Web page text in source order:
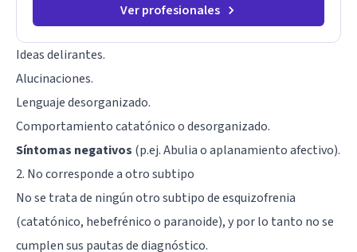
Ver profesionales
Ideas delirantes.
Alucinaciones.
Lenguaje desorganizado.
Comportamiento catatónico o desorganizado.
Síntomas negativos (p.ej. Abulia o aplanamiento afectivo).
2. No corresponde a otro subtipo
No se trata de ningún otro subtipo de esquizofrenia
(catatónico, hebefrénico o paranoide), y por lo tanto no se
cumplen sus pautas de diagnóstico.